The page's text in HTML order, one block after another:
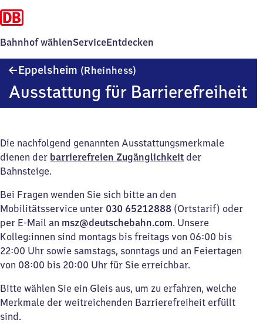
Bahnhof wählenServiceEntdecken
Eppelsheim (Rheinhess)
Ausstattung für Barrierefreiheit
Die nachfolgend genannten Ausstattungsmerkmale
dienen der barrierefreien Zugänglichkeit der
Bahnsteige.
Bei Fragen wenden Sie sich bitte an den
Mobilitätsservice unter 030 65212888 (Ortstarif) oder
per E-Mail an msz@deutschebahn.com. Unsere
Kolleg:innen sind montags bis freitags von 06:00 bis
22:00 Uhr sowie samstags, sonntags und an Feiertagen
von 08:00 bis 20:00 Uhr für Sie erreichbar.
Bitte wählen Sie ein Gleis aus, um zu erfahren, welche
Merkmale der weitreichenden Barrierefreiheit erfüllt
sind.